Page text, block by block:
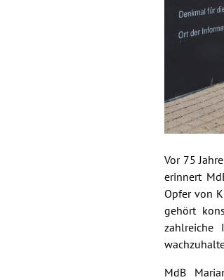
Vor 75
erinnert
Opfer von
gehört
zahlreiche
MdB